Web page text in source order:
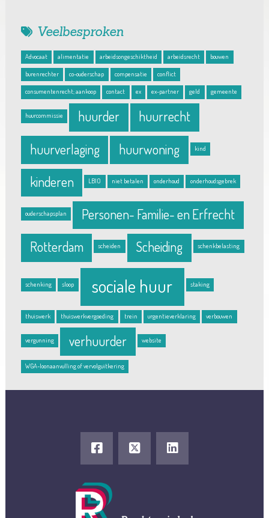
Veelbesproken
Advocaat alimentatie arbeidsongeschiktheid arbeidsrecht bouwen
burenrechter co-ouderschap compensatie conflict
consumentenrecht; aankoop contact ex ex-partner geld gemeente
huurcommissie huurder huurrecht
huurverlaging huurwoning kind
kinderen LBIO niet betalen onderhoud onderhoudsgebrek
ouderschapsplan Personen- Familie- en Erfrecht
Rotterdam scheiden Scheiding schenkbelasting
schenking sloop sociale huur staking
thuiswerk thuiswerkvergoeding trein urgentieverklaring verbouwen
vergunning verhuurder website
WGA-loonaanvulling of vervolguitkering